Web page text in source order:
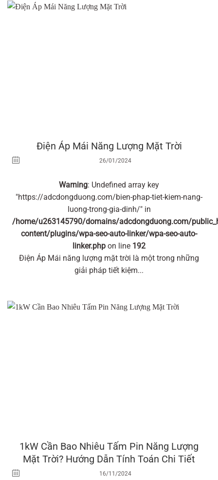
Điện Áp Mái Năng Lượng Mặt Trời
26/01/2024
Warning: Undefined array key
"https://adcdongduong.com/bien-phap-tiet-kiem-nang-
luong-trong-gia-dinh/" in
/home/u263145790/domains/adcdongduong.com/
content/plugins/wpa-seo-auto-linker/wpa-seo-auto-
linker.php on line 192
Điện Áp Mái năng lượng mặt trời là một trong những
giải pháp tiết kiệm...
1kW Cần Bao Nhiêu Tấm Pin Năng Lượng
Mặt Trời? Hướng Dẫn Tính Toán Chi Tiết
16/11/2024